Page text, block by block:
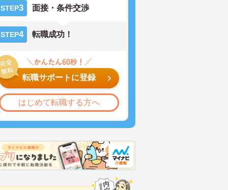
STEP3 面接・条件交渉
STEP4 転職成功！
転職サポートに登録
はじめて転職する方へ